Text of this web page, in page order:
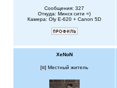
Сообщения: 327
Откуда: Минск сити =)
Камера: Oly E-620 + Canon 5D
XeNoN
[ ] Местный житель